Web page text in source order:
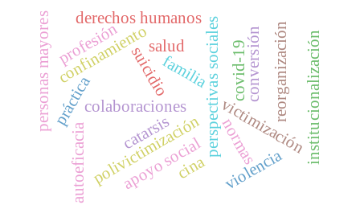
normas
colaboraciones perspectivas socialesvictimización
polivictimización
suicidio covid-19
confinamiento
autoeficacia apoyo social
catarsis
conversión
personas mayores familia
violencia
derechos humanos
institucionalización
práctica reorganización
salud
profesión
cina